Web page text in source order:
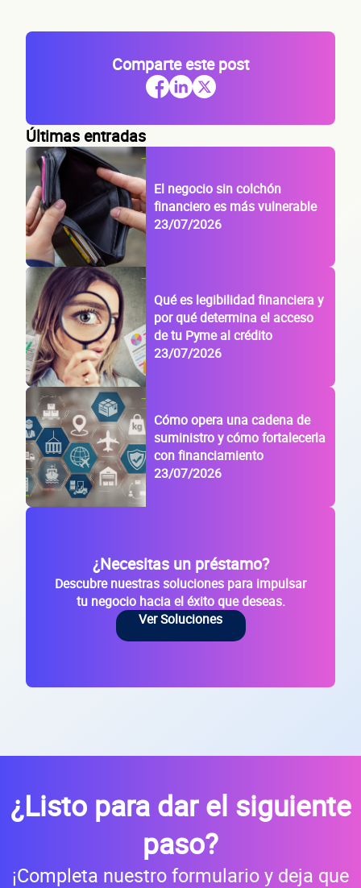
Comparte este post
Últimas entradas
El negocio sin colchón
financiero es más vulnerable
23/07/2026
Qué es legibilidad financiera y
por qué determina el acceso
de tu Pyme al crédito
23/07/2026
Cómo opera una cadena de
suministro y cómo fortalecerla
con financiamiento
23/07/2026
¿Necesitas un préstamo?
Descubre nuestras soluciones para impulsar
tu negocio hacia el éxito que deseas.
Ver Soluciones
¿Listo para dar el siguiente
paso?
¡Completa nuestro formulario y deja que
Datos
tu
Sitio electrónico
Razón social
Lo usamos solo para validar tu identidad fiscal — nunca lo compartimos con